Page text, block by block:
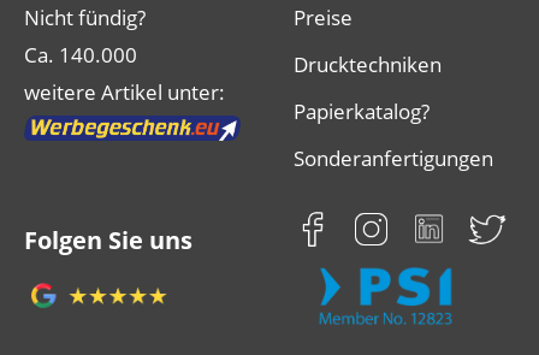
Nicht fündig?
Ca. 140.000
weitere Artikel unter:
Preise
Drucktechniken
Papierkatalog?
Sonderanfertigungen
Folgen Sie uns